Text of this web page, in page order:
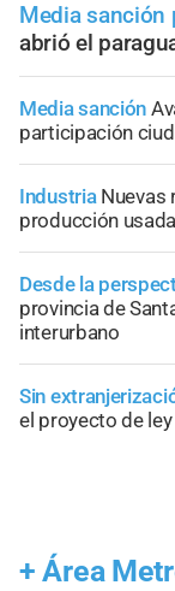
Media sanción
abrió el
Media sanción
participación
Industria Nuevas
producción
Desde la
provincia de
interurbano
Sin
el proyecto de
+ Área